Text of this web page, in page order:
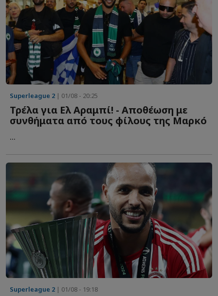
Superleague 2 | 01/08 - 20:25
Τρέλα για Ελ Αραμπί! - Αποθέωση με
συνθήματα από τους φίλους της Μαρκό
...
Superleague 2 | 01/08 - 19:18